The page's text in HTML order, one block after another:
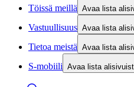
Töissä meillä Avaa lista
Vastuullisuus Avaa lista
Tietoa meistä Avaa lista
S-mobiili Avaa lista